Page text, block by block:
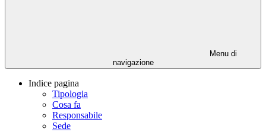
Menu di
navigazione
Indice pagina
Tipologia
Cosa fa
Responsabile
Sede